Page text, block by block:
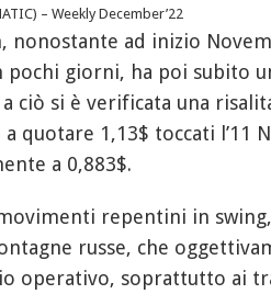
– Weekly December’22
nonostante ad inizio
pochi giorni, ha poi subito
ciò si è verificata una
quotare 1,13$ toccati l’11
a 0,883$.
repentini in
russe, che
operativo, soprattutto ai